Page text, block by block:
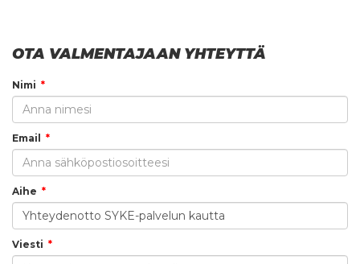
OTA VALMENTAJAAN YHTEYTTÄ
Nimi
Email
Aihe
Viesti